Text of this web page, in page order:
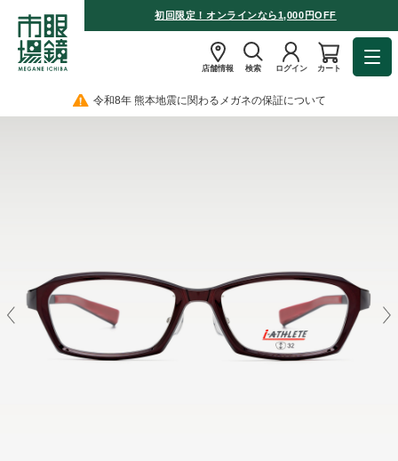
初回限定！オンラインなら1,000円OFF
店舗情報 検索 ログイン カート
令和8年 熊本地震に関わるメガネの保証について